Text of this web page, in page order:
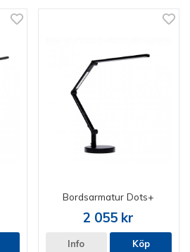
Bordsarmatur Dots+
2 055 kr
Info Köp